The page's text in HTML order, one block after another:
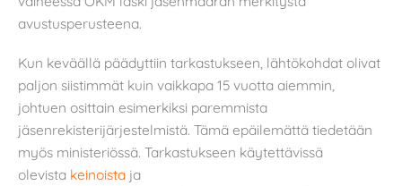
avustusperusteena.
Kun keväällä päädyttiin tarkastukseen, lähtökohdat olivat
paljon siistimmät kuin vaikkapa 15 vuotta aiemmin,
johtuen osittain esimerkiksi paremmista
jäsenrekisterijärjestelmistä. Tämä epäilemättä tiedetään
myös ministeriössä. Tarkastukseen käytettävissä
olevista keinoista ja